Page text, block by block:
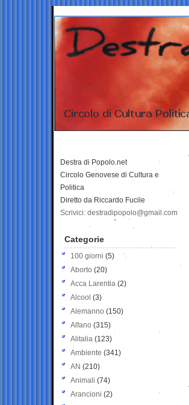
Destra di Popolo.net
Circolo Genovese di Cultura e
Politica
Diretto da Riccardo Fucile
Scrivici: destradipopolo@gmail.com
Categorie
100 giorni (5)
Aborto (20)
Acca Larentia (2)
Alcool (3)
Alemanno (150)
Alfano (315)
Alitalia (123)
Ambiente (341)
AN (210)
Animali (74)
Arancioni (2)